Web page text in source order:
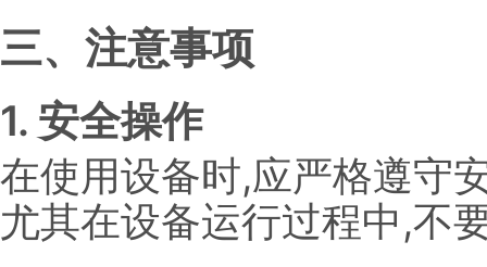
三、注意事项
1. 安全操作
在使用设备时,应严格遵守
尤其在设备运行过程中,不